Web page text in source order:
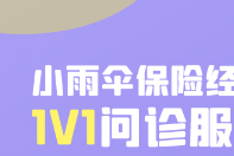
成** 已成功预约
郑** 已成功预约